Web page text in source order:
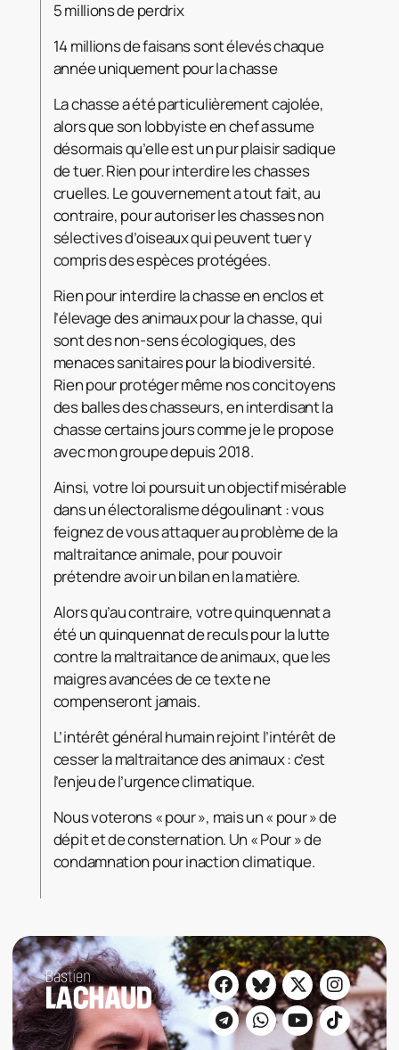
5 millions de perdrix
14 millions de faisans sont élevés chaque
année uniquement pour la chasse
La chasse a été particulièrement cajolée,
alors que son lobbyiste en chef assume
désormais qu’elle est un pur plaisir sadique
de tuer. Rien pour interdire les chasses
cruelles. Le gouvernement a tout fait, au
contraire, pour autoriser les chasses non
sélectives d’oiseaux qui peuvent tuer y
compris des espèces protégées.
Rien pour interdire la chasse en enclos et
l’élevage des animaux pour la chasse, qui
sont des non-sens écologiques, des
menaces sanitaires pour la biodiversité.
Rien pour protéger même nos concitoyens
des balles des chasseurs, en interdisant la
chasse certains jours comme je le propose
avec mon groupe depuis 2018.
Ainsi, votre loi poursuit un objectif misérable
dans un électoralisme dégoulinant : vous
feignez de vous attaquer au problème de la
maltraitance animale, pour pouvoir
prétendre avoir un bilan en la matière.
Alors qu’au contraire, votre quinquennat a
été un quinquennat de reculs pour la lutte
contre la maltraitance de animaux, que les
maigres avancées de ce texte ne
compenseront jamais.
L’intérêt général humain rejoint l’intérêt de
cesser la maltraitance des animaux : c’est
l’enjeu de l’urgence climatique.
Nous voterons « pour », mais un « pour » de
dépit et de consternation. Un « Pour » de
condamnation pour inaction climatique.